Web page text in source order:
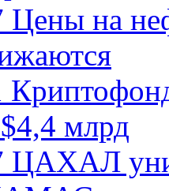
Цены на
млрд
ЦАХАЛ